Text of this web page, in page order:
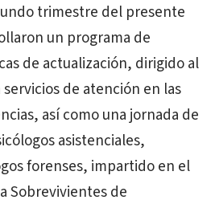
trimestre del presente
un programa de
de actualización, dirigido al
de atención en las
así como una jornada de
asistenciales,
forenses, impartido en el
Sobrevivientes de